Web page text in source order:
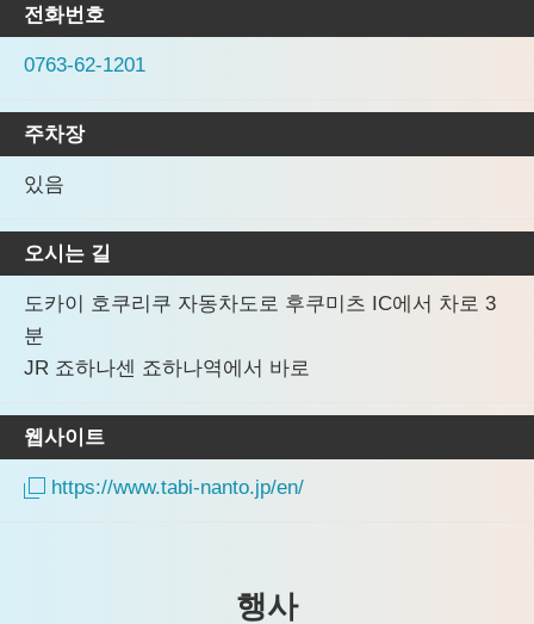
전화번호
0763-62-1201
주차장
있음
오시는 길
도카이 호쿠리쿠 자동차도로 후쿠미츠 IC에서 차로 3
분
JR 죠하나센 죠하나역에서 바로
웹사이트
https://www.tabi-nanto.jp/en/
행사